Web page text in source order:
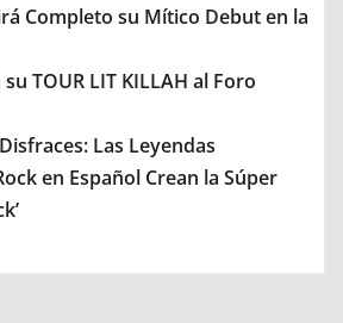
Completo su Mítico Debut en la
TOUR LIT KILLAH al Foro
Las Leyendas
en Español Crean la Súper